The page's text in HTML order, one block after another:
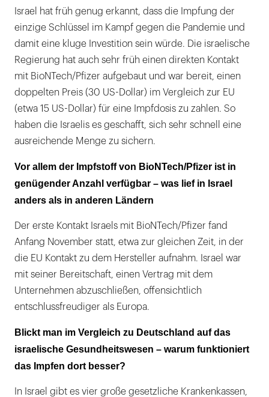
Israel hat früh genug erkannt, dass die Impfung der
einzige Schlüssel im Kampf gegen die Pandemie und
damit eine kluge Investition sein würde. Die israelische
Regierung hat auch sehr früh einen direkten Kontakt
mit BioNTech/Pfizer aufgebaut und war bereit, einen
doppelten Preis (30 US-Dollar) im Vergleich zur EU
(etwa 15 US-Dollar) für eine Impfdosis zu zahlen. So
haben die Israelis es geschafft, sich sehr schnell eine
ausreichende Menge zu sichern.
Vor allem der Impfstoff von BioNTech/Pfizer ist in
genügender Anzahl verfügbar – was lief in Israel
anders als in anderen Ländern
Der erste Kontakt Israels mit BioNTech/Pfizer fand
Anfang November statt, etwa zur gleichen Zeit, in der
die EU Kontakt zu dem Hersteller aufnahm. Israel war
mit seiner Bereitschaft, einen Vertrag mit dem
Unternehmen abzuschließen, offensichtlich
entschlussfreudiger als Europa.
Blickt man im Vergleich zu Deutschland auf das
israelische Gesundheitswesen – warum funktioniert
das Impfen dort besser?
In Israel gibt es vier große gesetzliche Krankenkassen,